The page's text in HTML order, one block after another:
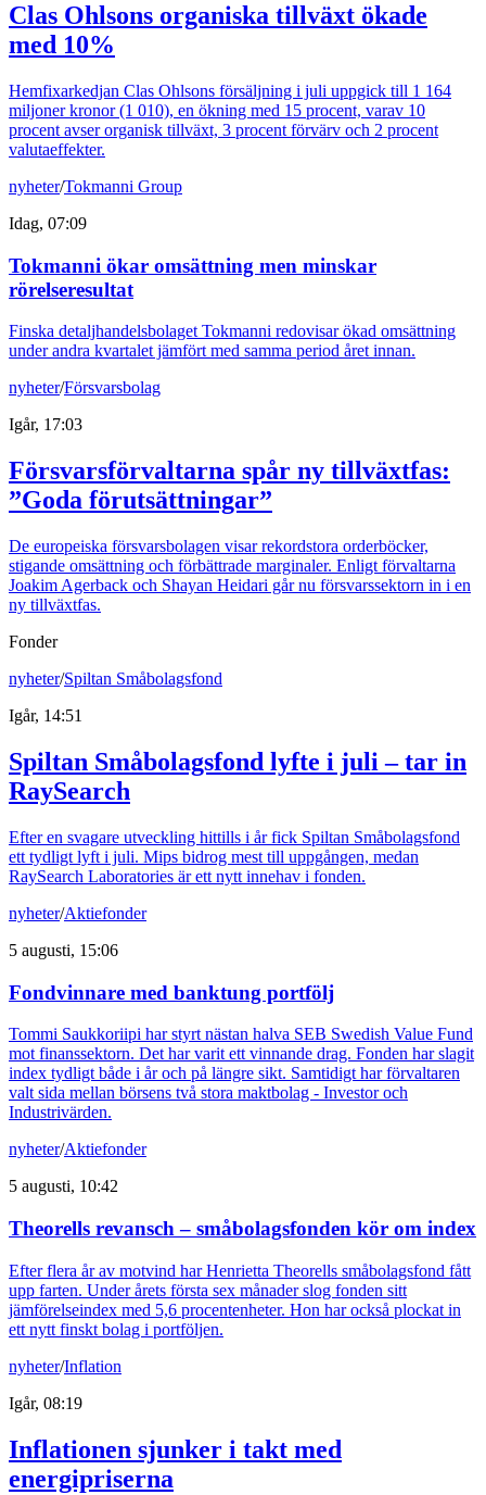
Clas Ohlsons organiska tillväxt ökade
med 10%
Hemfixarkedjan Clas Ohlsons försäljning i juli uppgick till 1 164
miljoner kronor (1 010), en ökning med 15 procent, varav 10
procent avser organisk tillväxt, 3 procent förvärv och 2 procent
valutaeffekter.
nyheter/Tokmanni Group
Idag, 07:09
Tokmanni ökar omsättning men minskar
rörelseresultat
Finska detaljhandelsbolaget Tokmanni redovisar ökad omsättning
under andra kvartalet jämfört med samma period året innan.
nyheter/Försvarsbolag
Igår, 17:03
Försvarsförvaltarna spår ny tillväxtfas:
”Goda förutsättningar”
De europeiska försvarsbolagen visar rekordstora orderböcker,
stigande omsättning och förbättrade marginaler. Enligt förvaltarna
Joakim Agerback och Shayan Heidari går nu försvarssektorn in i en
ny tillväxtfas.
Fonder
nyheter/Spiltan Småbolagsfond
Igår, 14:51
Spiltan Småbolagsfond lyfte i juli – tar in
RaySearch
Efter en svagare utveckling hittills i år fick Spiltan Småbolagsfond
ett tydligt lyft i juli. Mips bidrog mest till uppgången, medan
RaySearch Laboratories är ett nytt innehav i fonden.
nyheter/Aktiefonder
5 augusti, 15:06
Fondvinnare med banktung portfölj
Tommi Saukkoriipi har styrt nästan halva SEB Swedish Value Fund
mot finanssektorn. Det har varit ett vinnande drag. Fonden har slagit
index tydligt både i år och på längre sikt. Samtidigt har förvaltaren
valt sida mellan börsens två stora maktbolag - Investor och
Industrivärden.
nyheter/Aktiefonder
5 augusti, 10:42
Theorells revansch – småbolagsfonden kör om index
Efter flera år av motvind har Henrietta Theorells småbolagsfond fått
upp farten. Under årets första sex månader slog fonden sitt
jämförelseindex med 5,6 procentenheter. Hon har också plockat in
ett nytt finskt bolag i portföljen.
nyheter/Inflation
Igår, 08:19
Inflationen sjunker i takt med
energipriserna